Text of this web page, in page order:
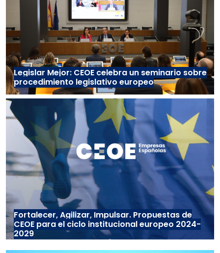
Legislar Mejor: CEOE celebra un seminario sobre
procedimiento legislativo europeo
Fortalecer, Agilizar, Impulsar. Propuestas de
CEOE para el ciclo institucional europeo 2024-
2029